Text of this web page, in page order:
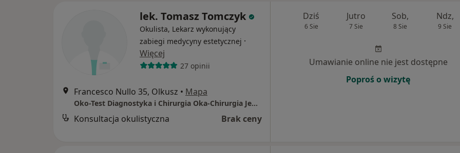
lek. Tomasz Tomczyk
Okulista, Lekarz wykonujący
zabiegi medycyny estetycznej ·
Więcej
27 opinii
Francesco Nullo 35, Olkusz • Mapa
Oko-Test Diagnostyka i Chirurgia Oka-Chirurgia Jednego Dnia
Konsultacja okulistyczna Brak ceny
Dziś
6 Sie
Jutro
7 Sie
Sob,
8 Sie
Ndz,
9 Sie
Umawianie online nie jest dostępne
Poproś o wizytę